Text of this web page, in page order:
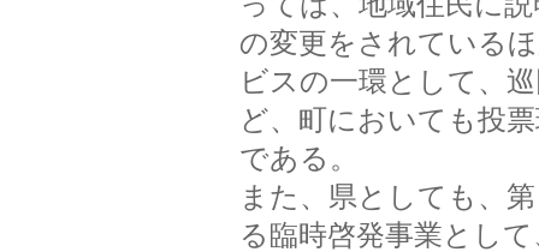
の変更をされている
ビスの一環として、
ど、町においても投
である。
また、県としても、
る臨時啓発事業とし